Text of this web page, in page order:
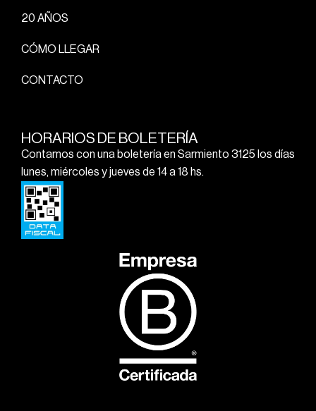
20 AÑOS
CÓMO LLEGAR
CONTACTO
HORARIOS DE BOLETERÍA
Contamos con una boletería en Sarmiento 3125 los días
lunes, miércoles y jueves de 14 a 18 hs.